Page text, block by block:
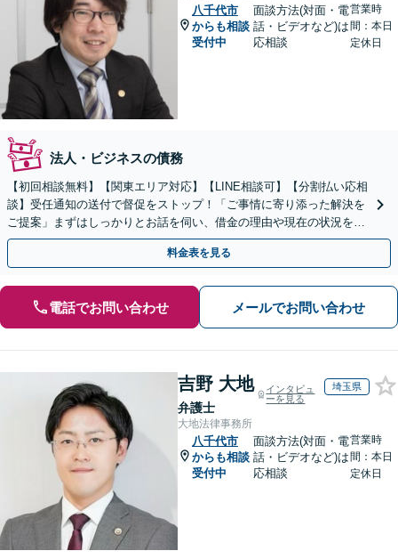
八千代市
からも相談
受付中
面談方法(対面・電
話・ビデオなど)は
応相談
営業時
間：本日
定休日
法人・ビジネスの債務
【初回相談無料】【関東エリア対応】【LINE相談可】【分割払い応相
談】受任通知の送付で督促をストップ！「ご事情に寄り添った解決を
ご提案」まずはしっかりとお話を伺い、借金の理由や現在の状況を丁
寧にお聞きするので、ぜひお気軽にご相談ください。
料金表を見る
電話でお問い合わせ メールでお問い合わせ
吉野 大地
弁護士
インタビュ
ーを見る
埼玉県
大地法律事務所
八千代市
からも相談
受付中
面談方法(対面・電
話・ビデオなど)は
応相談
営業時
間：本日
定休日